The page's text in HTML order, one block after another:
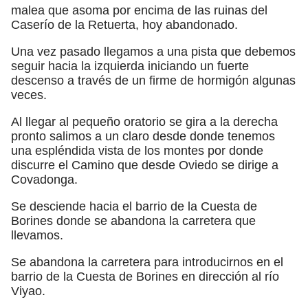
malea que asoma por encima de las ruinas del
Caserío de la Retuerta, hoy abandonado.
Una vez pasado llegamos a una pista que debemos
seguir hacia la izquierda iniciando un fuerte
descenso a través de un firme de hormigón algunas
veces.
Al llegar al pequeño oratorio se gira a la derecha
pronto salimos a un claro desde donde tenemos
una espléndida vista de los montes por donde
discurre el Camino que desde Oviedo se dirige a
Covadonga.
Se desciende hacia el barrio de la Cuesta de
Borines donde se abandona la carretera que
llevamos.
Se abandona la carretera para introducirnos en el
barrio de la Cuesta de Borines en dirección al río
Viyao.